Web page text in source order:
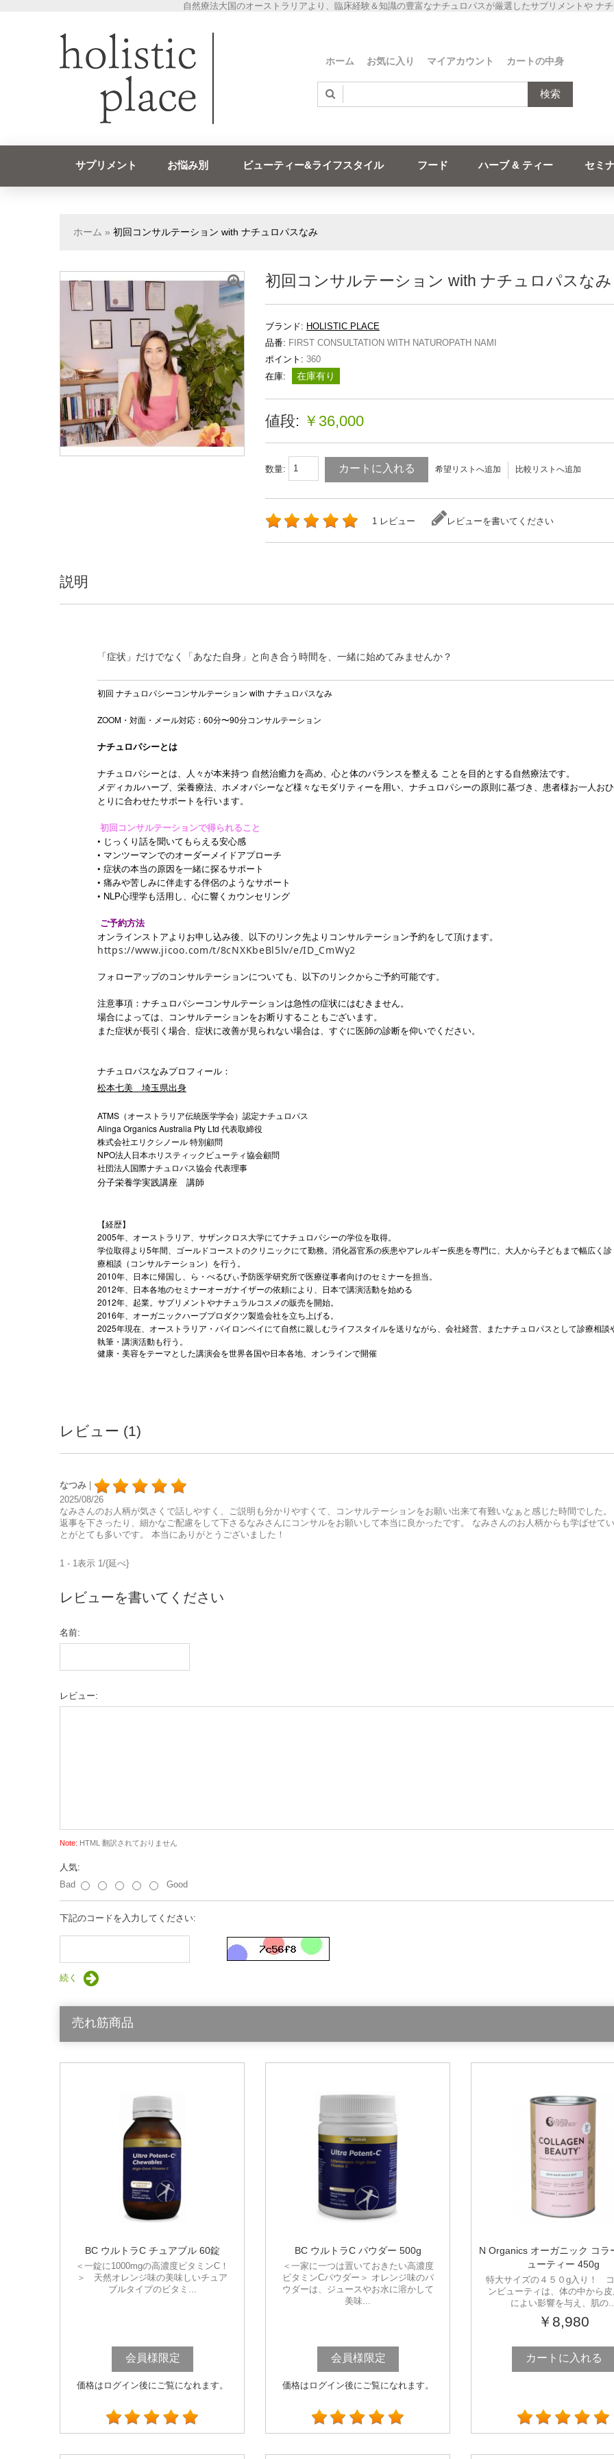
自然療法大国のオーストラリアより、臨床経験＆知識の豊富なナチュロパスが厳選したサプリメントや ナ
ホーム お気に入り マイアカウント カートの中身
検索
サプリメント お悩み別 ビューティー&ライフスタイル フード ハーブ & ティー セミ
ホーム » 初回コンサルテーション with ナチュロパスなみ
初回コンサルテーション with ナチュロパスなみ
ブランド: HOLISTIC PLACE
品番: FIRST CONSULTATION WITH NATUROPATH NAMI
ポイント: 360
在庫:
在庫有り
値段: ￥36,000
数量: カートに入れる 希望リストへ追加 比較リストへ追加
1 レビュー レビューを書いてください
説明
「症状」だけでなく「あなた自身」と向き合う時間を、一緒に始めてみませんか？
初回 ナチュロパシーコンサルテーション with ナチュロパスなみ
ZOOM・対面・メール対応：60分〜90分コンサルテーション
ナチュロパシーとは
ナチュロパシーとは、人々が本来持つ 自然治癒力を高め、心と体のバランスを整える ことを目的とする自然療法です。
メディカルハーブ、栄養療法、ホメオパシーなど様々なモダリティーを用い、ナチュロパシーの原則に基づき、患者様お一人おひ
とりに合わせたサポートを行います。
初回コンサルテーションで得られること
• じっくり話を聞いてもらえる安心感
• マンツーマンでのオーダーメイドアプローチ
• 症状の本当の原因を一緒に探るサポート
• 痛みや苦しみに伴走する伴侶のようなサポート
• NLP心理学も活用し、心に響くカウンセリング
ご予約方法
オンラインストアよりお申し込み後、以下のリンク先よりコンサルテーション予約をして頂けます。
https://www.jicoo.com/t/8cNXKbeBl5lv/e/ID_CmWy2
フォローアップのコンサルテーションについても、以下のリンクからご予約可能です。
注意事項： ナチュロパシーコンサルテーションは急性の症状にはむきません。
場合によっては、コンサルテーションをお断りすることもございます。
また症状が長引く場合、症状に改善が見られない場合は、すぐに医師の診断を仰いでください。
ナチュロパスなみプロフィール：
松本七美 埼玉県出身
ATMS（オーストラリア伝統医学学会）認定ナチュロパス
Alinga Organics Australia Pty Ltd 代表取締役
株式会社エリクシノール 特別顧問
NPO法人日本ホリスティックビューティ協会顧問
社団法人国際ナチュロパス協会 代表理事
分子栄養学実践講座 講師
【経歴】
2005年、オーストラリア、 サザンクロス大学にてナチュロパシーの学位を取得。
学位取得より5年間、ゴールドコーストのクリニックにて勤務。 消化器官系の疾患やアレルギー疾患を専門に、 大人から子どもまで幅広く診
療相談（コンサルテーション） を行う。
2010年、日本に帰国し、ら・ べるびぃ予防医学研究所で医療従事者向けのセミナーを担当。
2012年、日本各地のセミナーオーガナイザーの依頼により、 日本で講演活動を始める
2012年、起業。 サプリメントやナチュラルコスメの販売を開始。
2016年、 オーガニックハーブプロダクツ製造会社を立ち上げる。
2025年現在、オーストラリア・ バイロンベイにて自然に親しむライフスタイルを送りながら、 会社経営、またナチュロパスとして診療相談
執筆・ 講演活動も行う。
健康・美容をテーマとした講演会を世界各国や日本各地、 オンラインで開催
レビュー (1)
なつみ |
2025/08/26
なみさんのお人柄が気さくで話しやすく、ご説明も分かりやすくて、コンサルテーションをお願い出来て有難いなぁと感じた時間でした。
返事を下さったり、細かなご配慮をして下さるなみさんにコンサルをお願いして本当に良かったです。 なみさんのお人柄からも学ばせて
とがとても多いです。 本当にありがとうございました！
1 - 1表示 1/{延べ}
レビューを書いてください
名前:
レビュー:
Note: HTML 翻訳されておりません
人気:
Bad
Good
下記のコードを入力してください:
続く
売れ筋商品
BC ウルトラC チュアブル 60錠
＜一錠に1000mgの高濃度ビタミンC！
＞ 天然オレンジ味の美味しいチュア
ブルタイプのビタミ...
会員様限定
価格はログイン後にご覧になれます。
BC ウルトラC パウダー 500g
＜一家に一つは置いておきたい高濃度
ビタミンCパウダー＞ オレンジ味のパ
ウダーは、ジュースやお水に溶かして
美味...
会員様限定
価格はログイン後にご覧になれます。
N Organics オーガニック コラ
ューティー 450g
特大サイズの４５０g入り！
ンビューティは、体の中から
によい影響を与え、肌の
￥8,980
カートに入れる